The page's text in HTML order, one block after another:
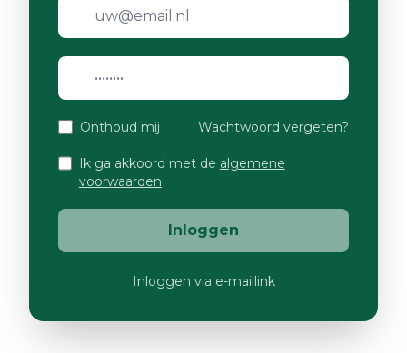
Onthoud mij Wachtwoord vergeten?
Ik ga akkoord met de algemene
voorwaarden
Inloggen
Inloggen via e-maillink